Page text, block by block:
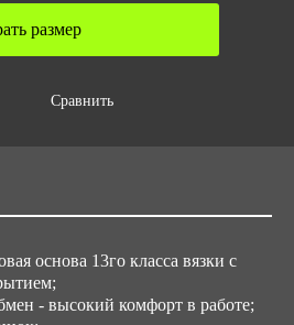
размер
Сравнить
основа 13го класса вязки с
- высокий комфорт в работе;